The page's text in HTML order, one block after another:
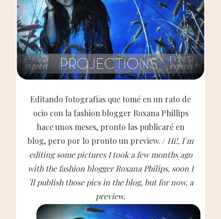
Editando fotografías que tomé en un rato de
ocio con la fashion blogger Roxana Phillips
hace unos meses, pronto las publicaré en
blog, pero por lo pronto un preview. / Hi!, I´m
editing some pictures I took a few months ago
with the fashion blogger Roxana Philips, soon I
´ll publish those pics in the blog, but for now, a
preview.